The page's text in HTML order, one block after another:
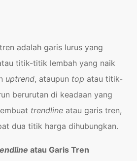
adalah garis lurus yang
titik-titik lembah yang naik
uptrend, ataupun top atau titik-
berurutan di keadaan yang
trendline atau garis tren,
dua titik harga dihubungkan.
atau Garis Tren